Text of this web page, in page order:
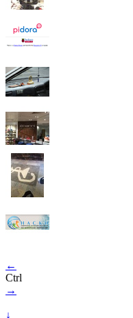
←
Ctrl
→
↓